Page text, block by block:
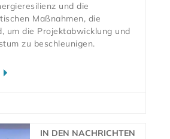
und die
Maßnahmen, die
um die Projektabwicklung und
zu beschleunigen.
IN DEN NACHRICHTEN